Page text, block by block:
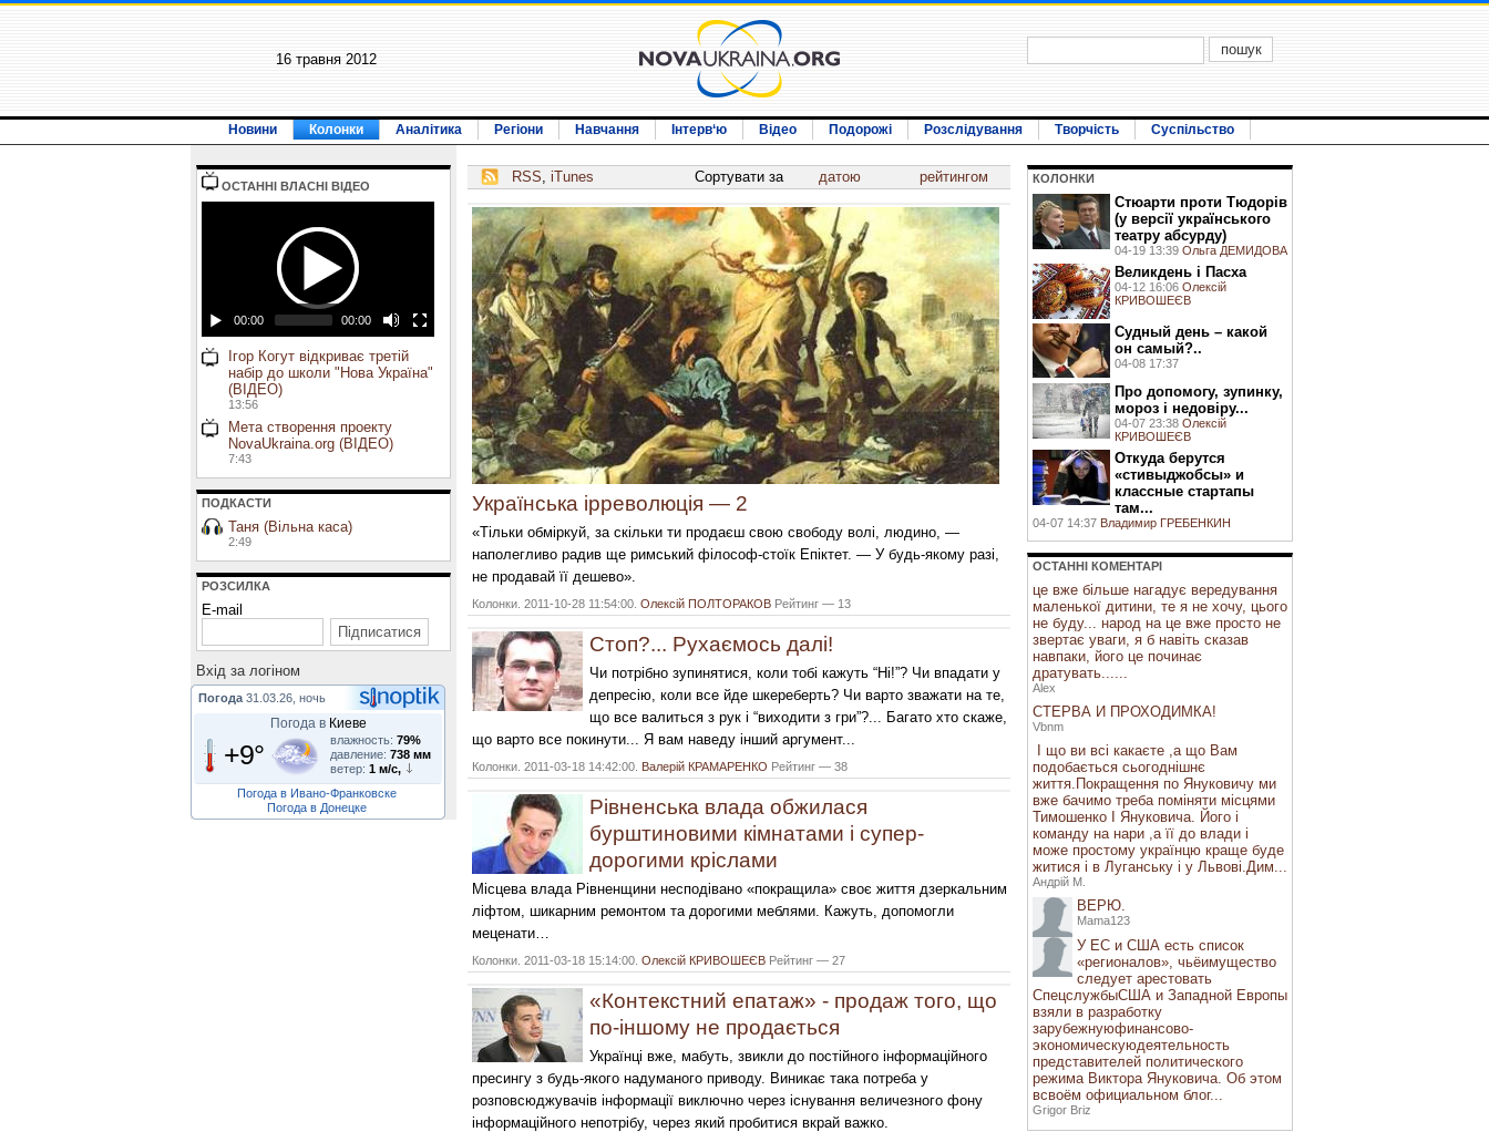
16 травня 2012
Новини Колонки Аналітика Регіони Навчання Інтерв‘ю Відео Подорожі Розслідування Творчість Суспільство
ОСТАННI ВЛАСНI ВIДЕО
00:00 00:00
Ігор Когут відкриває третій
набір до школи "Нова Україна"
(ВІДЕО)
13:56
Мета створення проекту
NovaUkraina.org (ВІДЕО)
7:43
ПОДКАСТИ
Таня (Вільна каса)
2:49
РОЗСИЛКА
E-mail
Вхiд за логiном
Погода 31.03.26, ночь
Погода в Киеве
+9° влажность: 79%
давление: 738 мм
ветер: 1 м/с,
Погода в Ивано-Франковске
Погода в Донецке
RSS, iTunes Сортувати за датою рейтингом
Українська ірреволюція — 2
«Тільки обміркуй, за скільки ти продаєш свою свободу волі, людино, —
наполегливо радив ще римський філософ-стоїк Епіктет. — У будь-якому разі,
не продавай її дешево».
Колонки. 2011-10-28 11:54:00. Олексій ПОЛТОРАКОВ Рейтинг — 13
Стоп?... Рухаємось далі!
Чи потрібно зупинятися, коли тобі кажуть “Ні!”? Чи впадати у
депресію, коли все йде шкереберть? Чи варто зважати на те,
що все валиться з рук і “виходити з гри”?... Багато хто скаже,
що варто все покинути... Я вам наведу інший аргумент...
Колонки. 2011-03-18 14:42:00. Валерій КРАМАРЕНКО Рейтинг — 38
Рівненська влада обжилася
бурштиновими кімнатами і супер-
дорогими кріслами
Місцева влада Рівненщини несподівано «покращила» своє життя дзеркальним
ліфтом, шикарним ремонтом та дорогими меблями. Кажуть, допомогли
меценати…
Колонки. 2011-03-18 15:14:00. Олексій КРИВОШЕЄВ Рейтинг — 27
«Контекстний епатаж» - продаж того, що
по-іншому не продається
Українці вже, мабуть, звикли до постійного інформаційного
пресингу з будь-якого надуманого приводу. Виникає така потреба у
розповсюджувачів інформації виключно через існування величезного фону
інформаційного непотрібу, через який пробитися вкрай важко.
КОЛОНКИ
Стюарти проти Тюдорів
(у версії українського
театру абсурду)
04-19 13:39 Ольга ДЕМИДОВА
Великдень і Пасха
04-12 16:06 Олексій
КРИВОШЕЄВ
Судный день – какой
он самый?..
04-08 17:37
Про допомогу, зупинку,
мороз і недовіру...
04-07 23:38 Олексій
КРИВОШЕЄВ
Откуда берутся
«стивыджобсы» и
классные стартапы
там...
04-07 14:37 Владимир ГРЕБЕНКИН
ОСТАННI КОМЕНТАРI
це вже більше нагадує вередування
маленької дитини, те я не хочу, цього
не буду... народ на це вже просто не
звертає уваги, я б навіть сказав
навпаки, його це починає
дратувать......
Alex
СТЕРВА И ПРОХОДИМКА!
Vbnm
І що ви всі какаєте ,а що Вам
подобається сьогоднішнє
життя.Покращення по Януковичу ми
вже бачимо треба поміняти місцями
Тимошенко І Януковича. Його і
команду на нари ,а її до влади і
може простому українцю краще буде
житися і в Луганську і у Львові.Дим...
Андрій М.
ВЕРЮ.
Mama123
У ЕС и США есть список
«регионалов», чьёимущество
следует арестовать
СпецслужбыСША и Западной Европы
взяли в разработку
зарубежнуюфинансово-
экономическуюдеятельность
представителей политического
режима Виктора Януковича. Об этом
всвоём официальном блог...
Grigor Briz